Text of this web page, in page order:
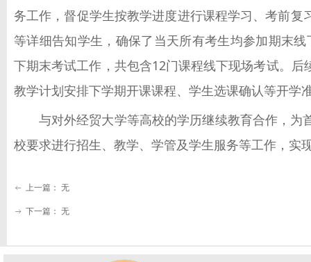
务工作，督促学生按教学进度进行课程学习、考前
等详细告知学生，确保了当天所有考生均参加期末
下期末考试工作，共包含12门课程线下现场考试。后
教学计划安排下学期开课课程、学生选课确认等开学
与对外经贸大学等高校的学历继续教育合作，为
校要求进行招生、教学、学管及学生服务等工作，实
ꂃ 上一篇： 无
ꁹ 下一篇： 无